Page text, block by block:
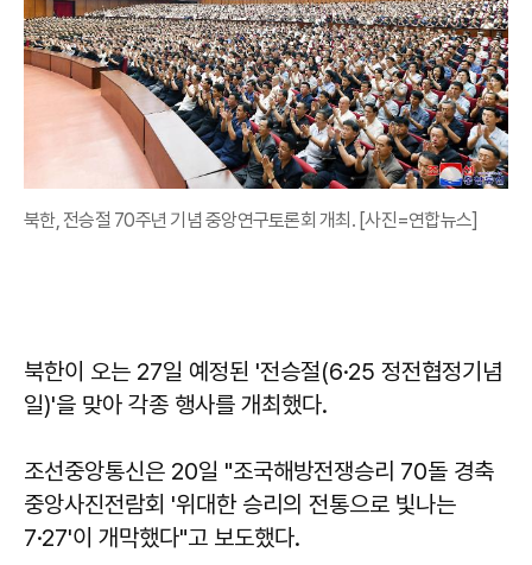
북한, 전승절 70주년 기념 중앙연구토론회 개최. [사진=연합뉴스]
북한이 오는 27일 예정된 '전승절(6·25 정전협정기념
일)'을 맞아 각종 행사를 개최했다.
조선중앙통신은 20일 "조국해방전쟁승리 70돌 경축
중앙사진전람회 '위대한 승리의 전통으로 빛나는
7·27'이 개막했다"고 보도했다.